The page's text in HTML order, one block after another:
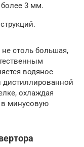
3 мм.
столь большая,
водяное
дистиллированной
охлаждая
в минусовую